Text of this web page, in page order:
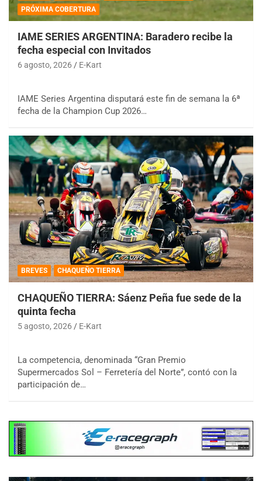
PRÓXIMA COBERTURA
IAME SERIES ARGENTINA: Baradero recibe la
fecha especial con Invitados
6 agosto, 2026 E-Kart
IAME Series Argentina disputará este fin de semana la 6ª
fecha de la Champion Cup 2026…
BREVES CHAQUEÑO TIERRA
CHAQUEÑO TIERRA: Sáenz Peña fue sede de la
quinta fecha
5 agosto, 2026 E-Kart
La competencia, denominada “Gran Premio
Supermercados Sol – Ferretería del Norte”, contó con la
participación de…